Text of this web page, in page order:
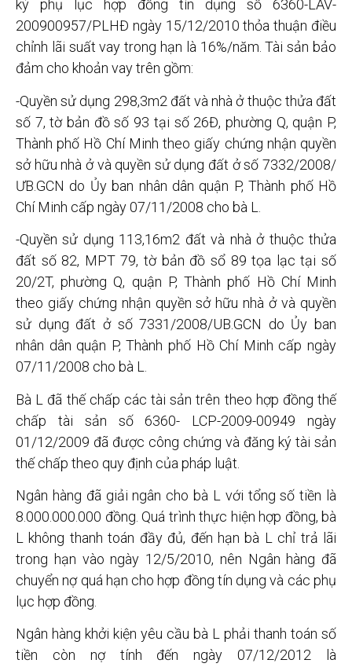
ký phụ lục hợp đồng tín dụng số 6360-LAV-
200900957/PLHĐ ngày 15/12/2010 thỏa thuận điều
chỉnh lãi suất vay trong hạn là 16%/năm. Tài sản bảo
đảm cho khoản vay trên gồm:
-Quyền sử dụng 298,3m2 đất và nhà ở thuộc thửa đất
số 7, tờ bản đồ số 93 tại số 26Đ, phường Q, quận P,
Thành phố Hồ Chí Minh theo giấy chứng nhận quyền
sở hữu nhà ở và quyền sử dụng đất ở số 7332/2008/
ƯB.GCN do Ủy ban nhân dân quận P, Thành phố Hồ
Chí Minh cấp ngày 07/11/2008 cho bà L.
-Quyền sử dụng 113,16m2 đất và nhà ở thuộc thửa
đất số 82, MPT 79, tờ bản đồ sổ 89 tọa lạc tại số
20/2T, phường Q, quận P, Thành phố Hồ Chí Minh
theo giấy chứng nhận quyền sở hữu nhà ở và quyền
sử dụng đất ở số 7331/2008/UB.GCN do Ủy ban
nhân dân quận P, Thành phố Hồ Chí Minh cấp ngày
07/11/2008 cho bà L.
Bà L đã thế chấp các tài sản trên theo hợp đồng thế
chấp tài sản số 6360- LCP-2009-00949 ngày
01/12/2009 đã được công chứng và đăng ký tài sản
thế chấp theo quy định của pháp luật.
Ngân hàng đã giải ngân cho bà L với tổng số tiền là
8.000.000.000 đồng. Quá trình thực hiện hợp đồng, bà
L không thanh toán đầy đủ, đến hạn bà L chỉ trả lãi
trong hạn vào ngày 12/5/2010, nên Ngân hàng đã
chuyển nợ quá hạn cho hợp đồng tín dụng và các phụ
lục hợp đồng.
Ngân hàng khởi kiện yêu cầu bà L phải thanh toán số
tiền còn nợ tính đến ngày 07/12/2012 là